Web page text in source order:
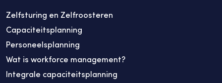
Zelfsturing en Zelfroosteren
Capaciteitsplanning
Personeelsplanning
Wat is workforce management?
Integrale capaciteitsplanning